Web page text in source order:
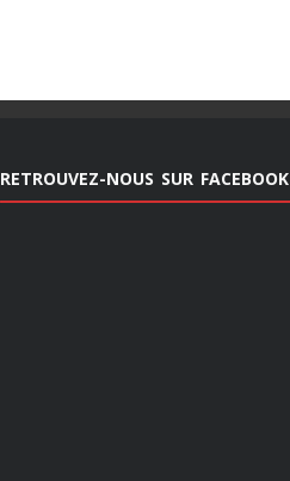
RETROUVEZ-NOUS SUR FACEBOOK